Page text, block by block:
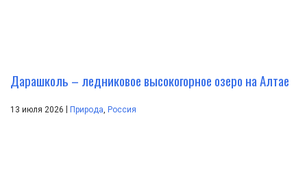
Дарашколь – ледниковое высокогорное озеро на Алтае
13 июля 2026 Природа, Россия